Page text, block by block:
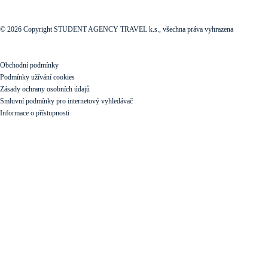
© 2026 Copyright STUDENT AGENCY TRAVEL k.s., všechna práva vyhrazena
Obchodní podmínky
Podmínky užívání cookies
Zásady ochrany osobních údajů
Smluvní podmínky pro internetový vyhledávač
Informace o přístupnosti